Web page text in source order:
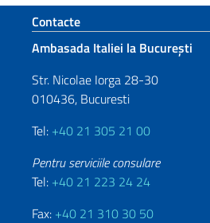
Footer section
Contacte
Ambasada Italiei la București
Str. Nicolae Iorga 28-30
010436, Bucuresti
Tel: +40 21 305 21 00
Pentru serviciile consulare
Tel: +40 21 223 24 24
Fax: +40 21 310 30 50